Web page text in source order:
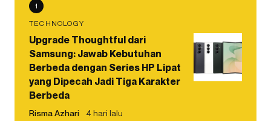
1
TECHNOLOGY
Upgrade Thoughtful dari
Samsung: Jawab Kebutuhan
Berbeda dengan Series HP Lipat
yang Dipecah Jadi Tiga Karakter
Berbeda
Risma Azhari 4 hari lalu